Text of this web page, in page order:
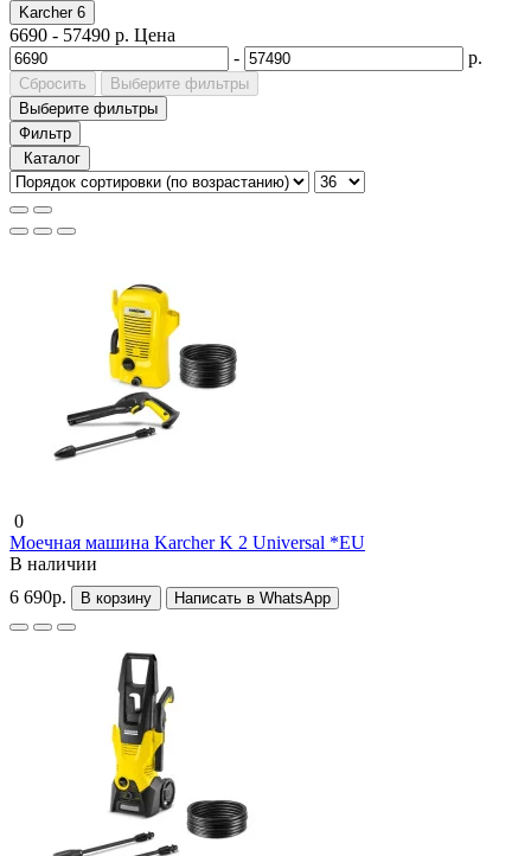
Karcher 6
6690 - 57490 р. Цена
-
р.
Сбросить
Выберите фильтры
Выберите фильтры
Фильтр
Каталог
0
Моечная машина Karcher K 2 Universal *EU
В наличии
6 690р.
В корзину Написать в WhatsApp